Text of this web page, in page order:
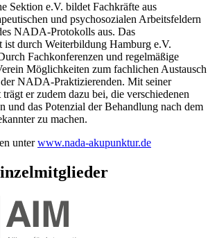
Sektion e.V. bildet Fachkräfte aus
und psychosozialen Arbeitsfeldern
NADA-Protokolls aus. Das
ist durch Weiterbildung Hamburg e.V.
Fachkonferenzen und regelmäßige
Möglichkeiten zum fachlichen Austausch
NADA-Praktizierenden. Mit seiner
er zudem dazu bei, die verschiedenen
und das Potenzial der Behandlung nach dem
zu machen.
unterwww.nada-akupunktur.de